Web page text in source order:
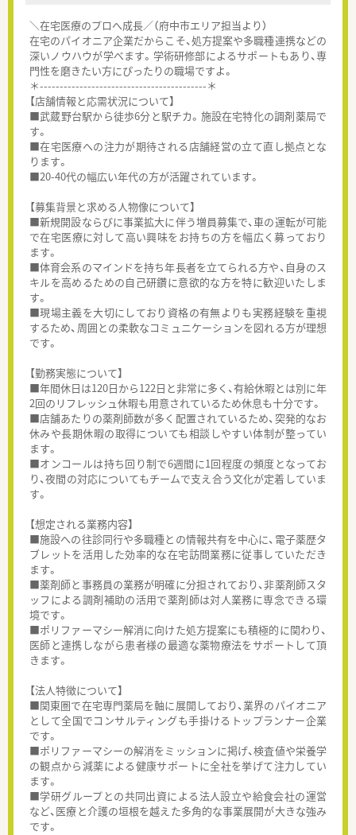
＼在宅医療のプロへ成長／（府中市エリア担当より）
在宅のパイオニア企業だからこそ、処方提案や多職種連携などの
深いノウハウが学べます。学術研修部によるサポートもあり、専
門性を磨きたい方にぴったりの職場ですよ。
＊------------------------------------------＊
【店舗情報と応需状況について】
■武蔵野台駅から徒歩6分と駅チカ。施設在宅特化の調剤薬局で
す。
■在宅医療への注力が期待される店舗経営の立て直し拠点とな
ります。
■20-40代の幅広い年代の方が活躍されています。
【募集背景と求める人物像について】
■新規開設ならびに事業拡大に伴う増員募集で、車の運転が可能
で在宅医療に対して高い興味をお持ちの方を幅広く募っており
ます。
■体育会系のマインドを持ち年長者を立てられる方や、自身のス
キルを高めるための自己研鑽に意欲的な方を特に歓迎いたしま
す。
■現場主義を大切にしており資格の有無よりも実務経験を重視
するため、周囲との柔軟なコミュニケーションを図れる方が理想
です。
【勤務実態について】
■年間休日は120日から122日と非常に多く、有給休暇とは別に年
2回のリフレッシュ休暇も用意されているため休息も十分です。
■店舗あたりの薬剤師数が多く配置されているため、突発的なお
休みや長期休暇の取得についても相談しやすい体制が整ってい
ます。
■オンコールは持ち回り制で6週間に1回程度の頻度となってお
り、夜間の対応についてもチームで支え合う文化が定着していま
す。
【想定される業務内容】
■施設への往診同行や多職種との情報共有を中心に、電子薬歴タ
ブレットを活用した効率的な在宅訪問業務に従事していただき
ます。
■薬剤師と事務員の業務が明確に分担されており、非薬剤師スタ
ッフによる調剤補助の活用で薬剤師は対人業務に専念できる環
境です。
■ポリファーマシー解消に向けた処方提案にも積極的に関わり、
医師と連携しながら患者様の最適な薬物療法をサポートして頂
きます。
【法人特徴について】
■関東圏で在宅専門薬局を軸に展開しており、業界のパイオニア
として全国でコンサルティングも手掛けるトップランナー企業
です。
■ポリファーマシーの解消をミッションに掲げ、検査値や栄養学
の観点から減薬による健康サポートに全社を挙げて注力してい
ます。
■学研グループとの共同出資による法人設立や給食会社の運営
など、医療と介護の垣根を越えた多角的な事業展開が大きな強み
です。